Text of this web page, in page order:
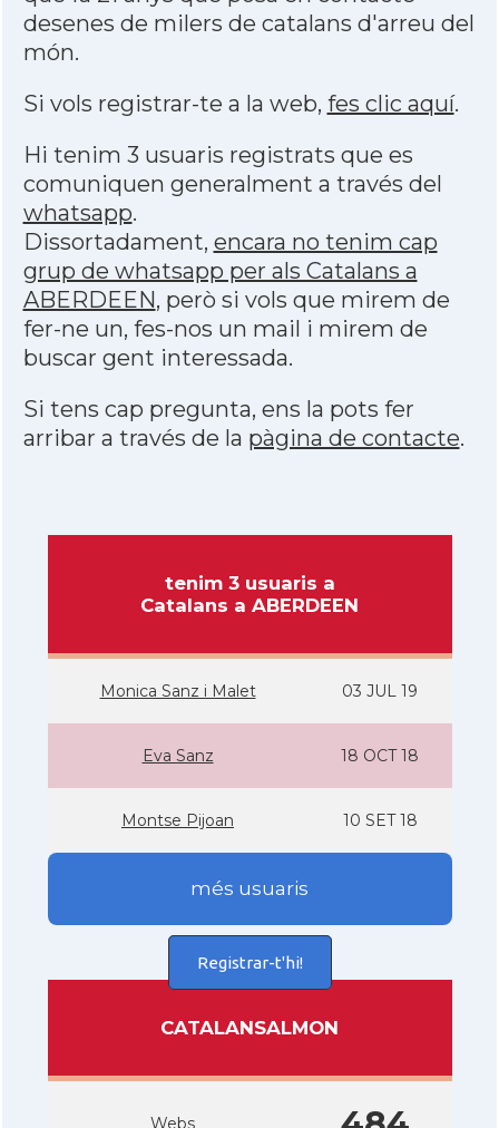
desenes de milers de catalans d'arreu del
món.
Si vols registrar-te a la web, fes clic aquí.
Hi tenim 3 usuaris registrats que es
comuniquen generalment a través del
whatsapp.
Dissortadament, encara no tenim cap
grup de whatsapp per als Catalans a
ABERDEEN, però si vols que mirem de
fer-ne un, fes-nos un mail i mirem de
buscar gent interessada.
Si tens cap pregunta, ens la pots fer
arribar a través de la pàgina de contacte.
tenim 3 usuaris a
Catalans a ABERDEEN
Monica Sanz i Malet 03 JUL 19
Eva Sanz 18 OCT 18
Montse Pijoan 10 SET 18
més usuaris
Registrar-t'hi!
CATALANSALMON
Webs